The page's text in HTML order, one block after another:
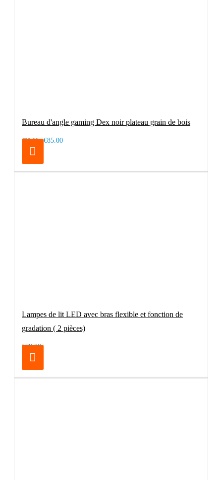
Bureau d'angle gaming Dex noir plateau grain de bois
€99.00 €85.00
Lampes de lit LED avec bras flexible et fonction de
gradation ( 2 pièces)
€79.00